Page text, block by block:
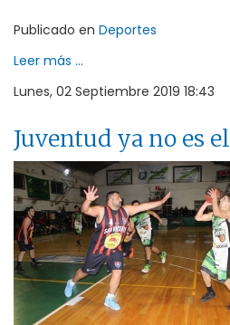
Publicado en Deportes
Leer más ...
Lunes, 02 Septiembre 2019 18:43
Juventud ya no es